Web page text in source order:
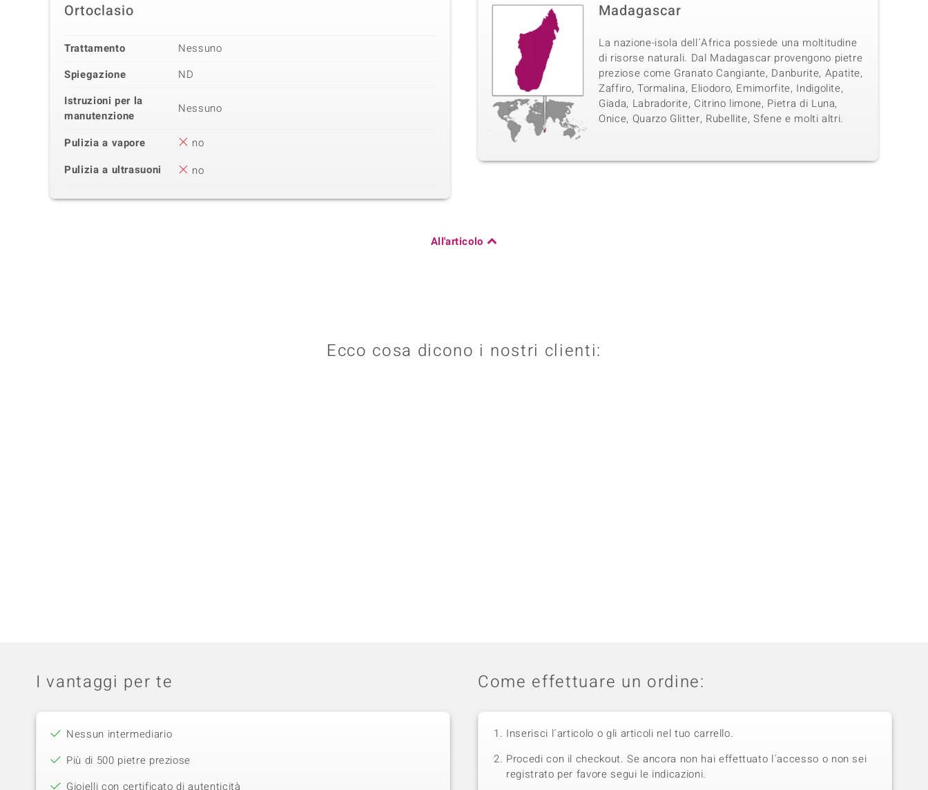
Ortoclasio
Trattamento
Nessuno
Spiegazione
ND
Istruzioni per la
manutenzione
Nessuno
Pulizia a vapore
no
Pulizia a ultrasuoni
no
Madagascar
La nazione-isola dell´Africa possiede una moltitudine
di risorse naturali. Dal Madagascar provengono pietre
preziose come Granato Cangiante, Danburite, Apatite,
Zaffiro, Tormalina, Eliodoro, Emimorfite, Indigolite,
Giada, Labradorite, Citrino limone, Pietra di Luna,
Onice, Quarzo Glitter, Rubellite, Sfene e molti altri.
All'articolo
Ecco cosa dicono i nostri clienti:
I vantaggi per te
Nessun intermediario
Più di 500 pietre preziose
Gioielli con certificato di autenticità
Come effettuare un ordine:
Inserisci l´articolo o gli articoli nel tuo carrello.
Procedi con il checkout. Se ancora non hai effettuato l´accesso o non sei
registrato per favore segui le indicazioni.